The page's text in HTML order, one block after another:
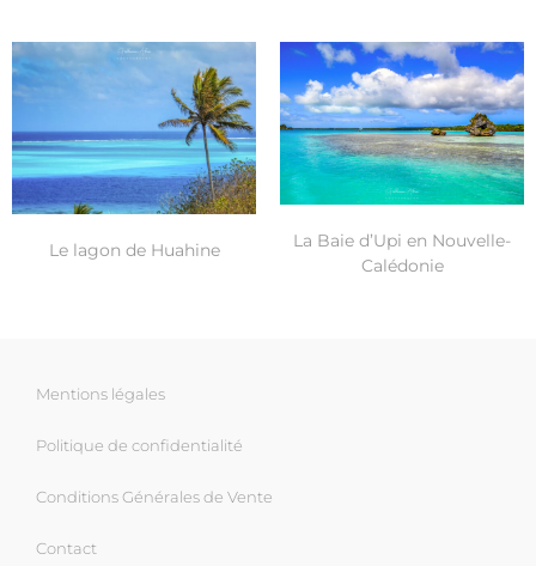
Le lagon de Huahine
La Baie d’Upi en Nouvelle-
Calédonie
Mentions légales
Politique de confidentialité
Conditions Générales de Vente
Contact